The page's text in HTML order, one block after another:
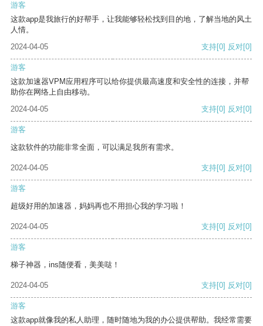
游客
这款app是我旅行的好帮手，让我能够轻松找到目的地，了解当地的风土
人情。
2024-04-05
支持[0] 反对[0]
游客
这款加速器VPM应用程序可以给你提供最高速度和安全性的连接，并帮
助你在网络上自由移动。
2024-04-05
支持[0] 反对[0]
游客
这款软件的功能非常全面，可以满足我所有需求。
2024-04-05 支持[0] 反对[0]
游客
超级好用的加速器，妈妈再也不用担心我的学习啦！
2024-04-05 支持[0] 反对[0]
游客
梯子神器，ins随便看，美美哒！
2024-04-05 支持[0] 反对[0]
游客
这款app就像我的私人助理，随时随地为我的办公提供帮助。我经常需要